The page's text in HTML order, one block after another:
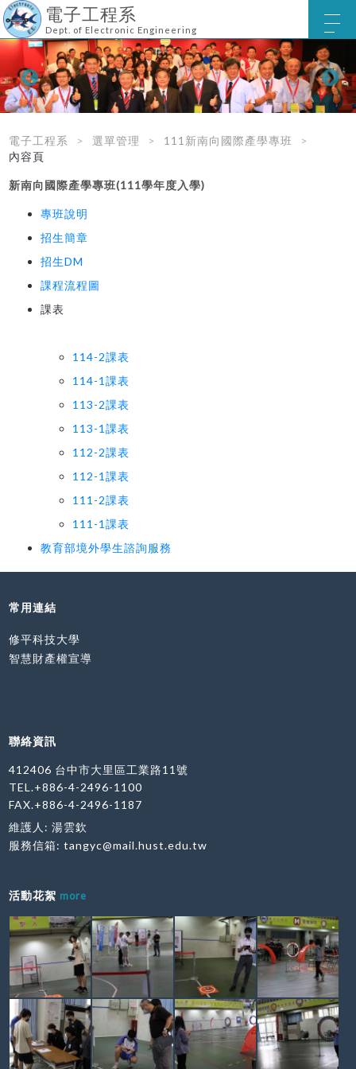
電子工程系
Dept. of Electronic Engineering
電子工程系 選單管理
111新南向國際產學專班
內容頁
新南向國際產學專班(111學年度入學)
專班說明
招生簡章
招生DM
課程流程圖
課表
114-2課表
114-1課表
113-2課表
113-1課表
112-2課表
112-1課表
111-2課表
111-1課表
教育部境外學生諮詢服務
常用連結
修平科技大學
智慧財產權宣導
聯絡資訊
412406 台中市大里區工業路11號
TEL.+886-4-2496-1100
FAX.+886-4-2496-1187
維護人: 湯雲欽
服務信箱:tangyc@mail.hust.edu.tw
活動花絮 more